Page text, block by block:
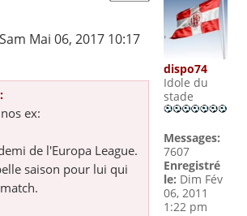
Mai 06, 2017 10:17
ex:
de l'Europa League.
saison pour lui qui
dispo74
Idole du
stade
Messages:
7607
Enregistré
le: Dim Fév
06, 2011
1:22 pm